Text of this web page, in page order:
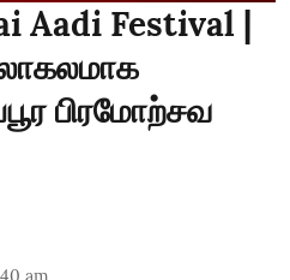
Aadi Festival |
பிரமோற்சவ